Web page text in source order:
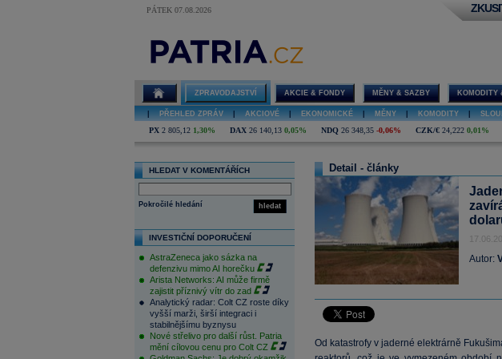
PÁTEK 07.08.2026
ZPRAVODAJSTVÍ AKCIE & FONDY MĚNY & SAZBY KOMODITY
PŘEHLED ZPRÁV AKCIOVÉ EKONOMICKÉ MĚNY KOMODITY
PX 2 805,12 1,30% DAX 26 140,13 0,05% NDQ 26 348,35 -0,06% CZK/€ 24,222 0,01%
HLEDAT V KOMENTÁŘÍCH
hledat
Pokročilé hledání
INVESTIČNÍ DOPORUČENÍ
AstraZeneca jako sázka na
defenzivu mimo AI horečku
Arista Networks: AI může firmě
zajistit příznivý vítr do zad
Analytický radar: Colt CZ roste díky
vyšší marži, širší integraci i
stabilnějšímu byznysu
Nové střelivo pro další růst. Patria
mění cílovou cenu pro Colt CZ
Detail - články
Autor:
Od katastrofy v jaderné elektrárně